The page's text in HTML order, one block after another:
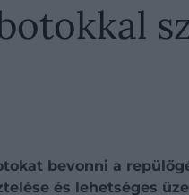
bevonni a
és lehetséges